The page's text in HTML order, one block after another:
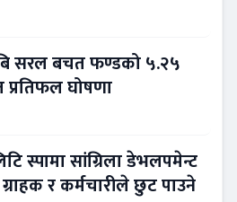
सरल बचत फण्डको ५.२५
प्रतिफल घोषणा
स्पामा सांग्रिला डेभलपमेन्ट
र कर्मचारीले छुट पाउने